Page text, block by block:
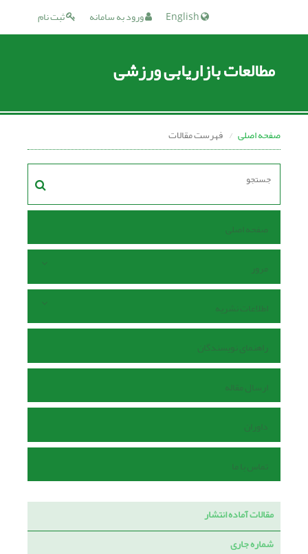
ثبت نام ورود به سامانه
مطالعات بازاریابی ورزشی
صفحه اصلی فهرست مقالات
صفحه اصلی
مرور
اطلاعات نشریه
راهنمای نویسندگان
ارسال مقاله
داوران
تماس با ما
مقالات آماده انتشار
شماره جاری